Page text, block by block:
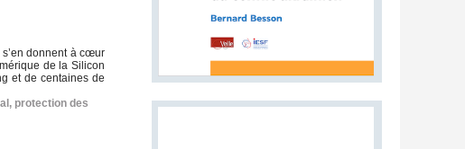
donnent à cœur
de la Silicon
et de centaines de
, protection des